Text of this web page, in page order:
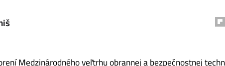
Medzinárodného veľtrhu obrannej a bezpečnostnej